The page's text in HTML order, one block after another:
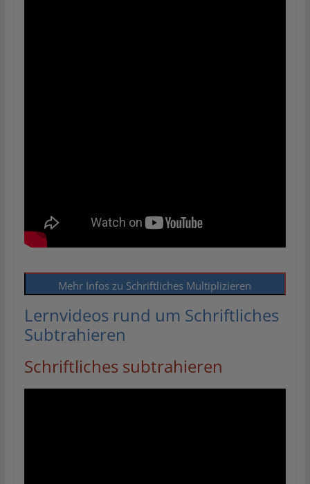
Mehr Infos zu Schriftliches Multiplizieren
Lernvideos rund um Schriftliches
Subtrahieren
Schriftliches subtrahieren